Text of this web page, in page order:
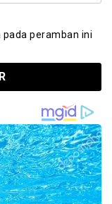
peramban ini